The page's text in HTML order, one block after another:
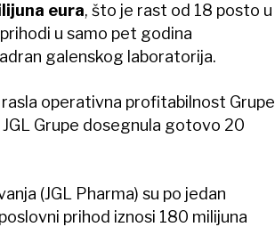
eura, što je rast od 18 posto u
u samo pet godina
galenskog laboratorija.
operativna profitabilnost Grupe
Grupe dosegnula gotovo 20
(JGL Pharma) su po jedan
prihod iznosi 180 milijuna